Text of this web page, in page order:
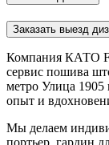
Заказать выезд
Компания КАТО
сервис пошива
метро Улица
опыт и
Мы делаем